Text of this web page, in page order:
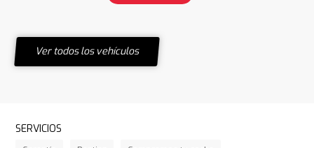
Ver todos los vehículos
SERVICIOS